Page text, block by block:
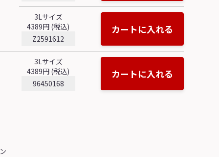
3Lサイズ
4389円 (税込)
Z2591612
カートに入れる
3Lサイズ
4389円 (税込)
96450168
カートに入れる